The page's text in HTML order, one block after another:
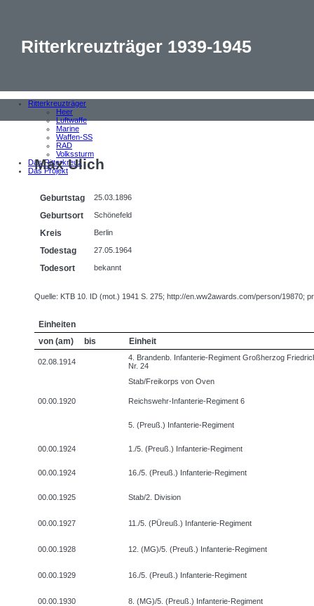
Ritterkreuzträger 1939-1945
Ritterkreuzträger
Heer
Luftwaffe
Marine
Waffen-SS
RAD
Volkssturm
Das Ritterkreuz
Das Projekt
Max Ulich
Geburtstag 25.03.1896
Geburtsort Schönefeld
Kreis Berlin
Todestag 27.05.1964
Todesort bekannt
Quelle: KTB 10. ID (mot.) 1941 S. 275; http://en.ww2awards.com/person/19870;
Einheiten
von (am)
bis Einheit
02.08.1914
4. Brandenb. Infanterie-Regiment Großherzog
Nr. 24
Stab/Freikorps von Oven
00.00.1920 Reichswehr-Infanterie-Regiment 6
5. (Preuß.) Infanterie-Regiment
00.00.1924 1./5. (Preuß.) Infanterie-Regiment
00.00.1924 16./5. (Preuß.) Infanterie-Regiment
00.00.1925 Stab/2. Division
00.00.1927 11./5. (PÜreuß.) Infanterie-Regiment
00.00.1928 12. (MG)/5. (Preuß.) Infanterie-Regiment
00.00.1929 16./5. (Preuß.) Infanterie-Regiment
00.00.1930 8. (MG)/5. (Preuß.) Infanterie-Regiment